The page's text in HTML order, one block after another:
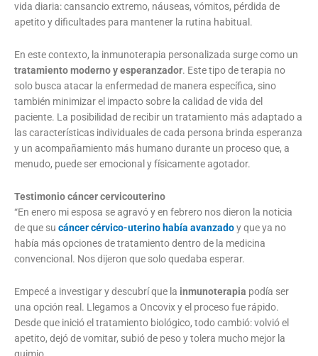
vida diaria: cansancio extremo, náuseas, vómitos, pérdida de
apetito y dificultades para mantener la rutina habitual.
En este contexto, la inmunoterapia personalizada surge como un
tratamiento moderno y esperanzador. Este tipo de terapia no
solo busca atacar la enfermedad de manera específica, sino
también minimizar el impacto sobre la calidad de vida del
paciente. La posibilidad de recibir un tratamiento más adaptado a
las características individuales de cada persona brinda esperanza
y un acompañamiento más humano durante un proceso que, a
menudo, puede ser emocional y físicamente agotador.
Testimonio cáncer cervicouterino
“En enero mi esposa se agravó y en febrero nos dieron la noticia
de que su cáncer cérvico-uterino había avanzadoy que ya no
había más opciones de tratamiento dentro de la medicina
convencional. Nos dijeron que solo quedaba esperar.
Empecé a investigar y descubrí que la inmunoterapia podía ser
una opción real. Llegamos a Oncovix y el proceso fue rápido.
Desde que inició el tratamiento biológico, todo cambió: volvió el
apetito, dejó de vomitar, subió de peso y tolera mucho mejor la